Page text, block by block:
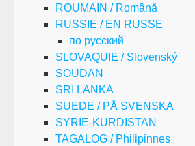
ROUMAIN / Română
RUSSIE / EN RUSSE
по русский
SLOVAQUIE / Slovenský
SOUDAN
SRI LANKA
SUEDE / PÅ SVENSKA
SYRIE-KURDISTAN
TAGALOG / Philipinnes